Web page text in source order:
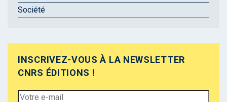
Société
INSCRIVEZ-VOUS À LA NEWSLETTER
CNRS ÉDITIONS !